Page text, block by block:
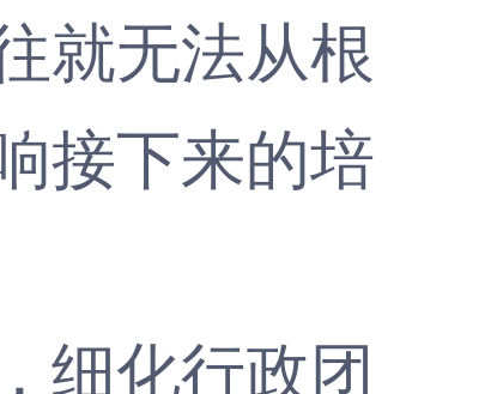
就无法从根
接下来的培
化行政团